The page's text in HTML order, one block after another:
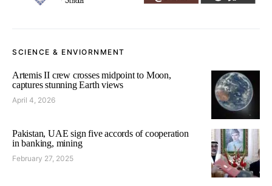
SCIENCE & ENVIORNMENT
Artemis II crew crosses midpoint to Moon,
captures stunning Earth views
April 4, 2026
Pakistan, UAE sign five accords of cooperation
in banking, mining
February 27, 2025